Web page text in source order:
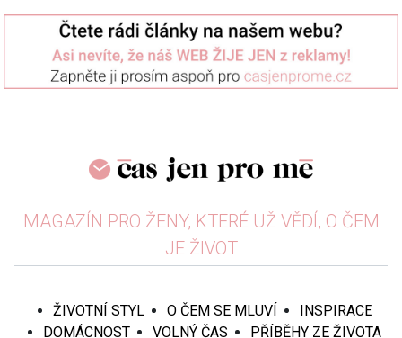
MAGAZÍN PRO ŽENY, KTERÉ UŽ VĚDÍ, O ČEM
JE ŽIVOT
ŽIVOTNÍ STYL O ČEM SE MLUVÍ
INSPIRACE
DOMÁCNOST
VOLNÝ ČAS
PŘÍBĚHY ZE ŽIVOTA